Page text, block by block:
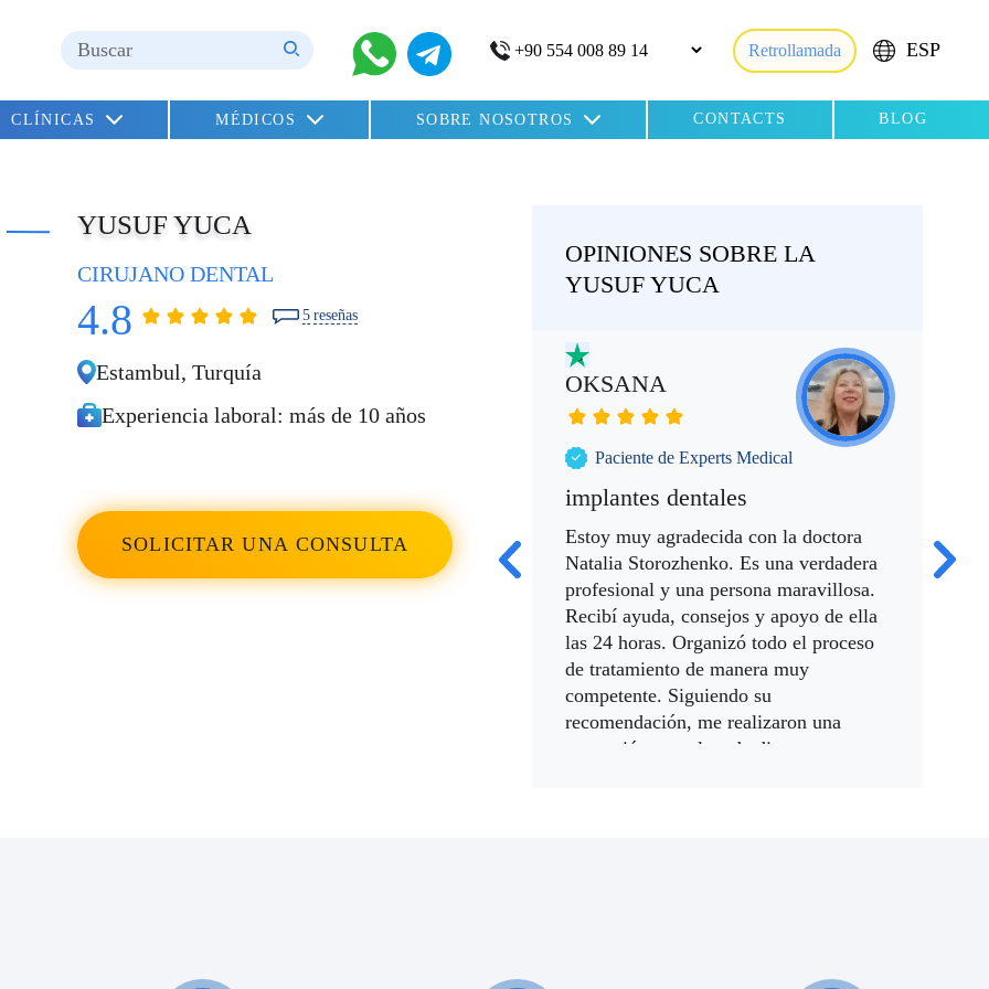
Retrollamada ESP
CLÍNICAS MÉDICOS SOBRE NOSOTROS CONTACTS BLOG
YUSUF YUCA
CIRUJANO DENTAL
4.8 5 reseñas
Estambul,Turquía
Experiencia laboral:más de 10 años
SOLICITAR UNA CONSULTA
OPINIONES SOBRE LA
YUSUF YUCA
ZEHRA YAMAN
¡Una clínica en la que puedes confiar
plenamente! El personal aquí es muy
amable y las condiciones son estériles y
cómodas. Los doctores Yusuf, Tugche y
OKSANA
Paciente de Experts Medical
implantes dentales
Estoy muy agradecida con la doctora
Natalia Storozhenko. Es una verdadera
profesional y una persona maravillosa.
Recibí ayuda, consejos y apoyo de ella
las 24 horas. Organizó todo el proceso
de tratamiento de manera muy
competente. Siguiendo su
recomendación, me realizaron una
extracción completa de dientes y